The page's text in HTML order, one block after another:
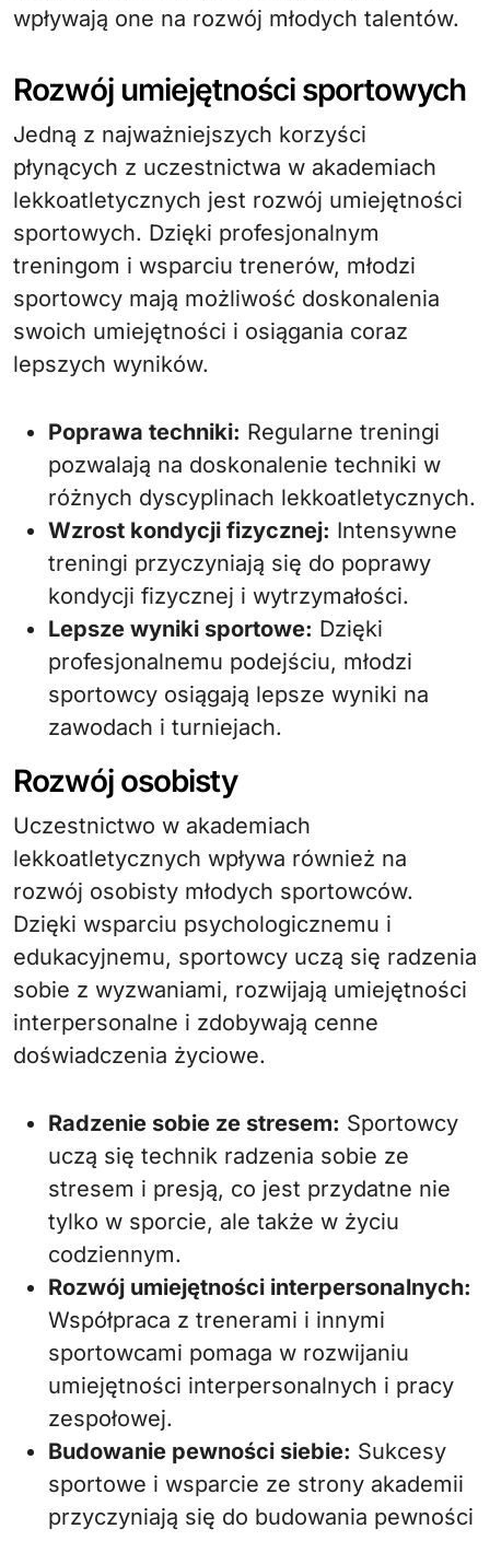
wpływają one na rozwój młodych talentów.
Rozwój umiejętności sportowych
Jedną z najważniejszych korzyści
płynących z uczestnictwa w akademiach
lekkoatletycznych jest rozwój umiejętności
sportowych. Dzięki profesjonalnym
treningom i wsparciu trenerów, młodzi
sportowcy mają możliwość doskonalenia
swoich umiejętności i osiągania coraz
lepszych wyników.
Poprawa techniki: Regularne treningi
pozwalają na doskonalenie techniki w
różnych dyscyplinach lekkoatletycznych.
Wzrost kondycji fizycznej: Intensywne
treningi przyczyniają się do poprawy
kondycji fizycznej i wytrzymałości.
Lepsze wyniki sportowe: Dzięki
profesjonalnemu podejściu, młodzi
sportowcy osiągają lepsze wyniki na
zawodach i turniejach.
Rozwój osobisty
Uczestnictwo w akademiach
lekkoatletycznych wpływa również na
rozwój osobisty młodych sportowców.
Dzięki wsparciu psychologicznemu i
edukacyjnemu, sportowcy uczą się radzenia
sobie z wyzwaniami, rozwijają umiejętności
interpersonalne i zdobywają cenne
doświadczenia życiowe.
Radzenie sobie ze stresem: Sportowcy
uczą się technik radzenia sobie ze
stresem i presją, co jest przydatne nie
tylko w sporcie, ale także w życiu
codziennym.
Rozwój umiejętności interpersonalnych:
Współpraca z trenerami i innymi
sportowcami pomaga w rozwijaniu
umiejętności interpersonalnych i pracy
zespołowej.
Budowanie pewności siebie: Sukcesy
sportowe i wsparcie ze strony akademii
przyczyniają się do budowania pewności